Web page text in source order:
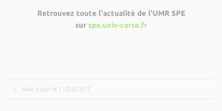
Retrouvez toute l'actualité de l'UMR SPE
sur spe.univ-corse.fr
Mise à jour le 11/04/2017